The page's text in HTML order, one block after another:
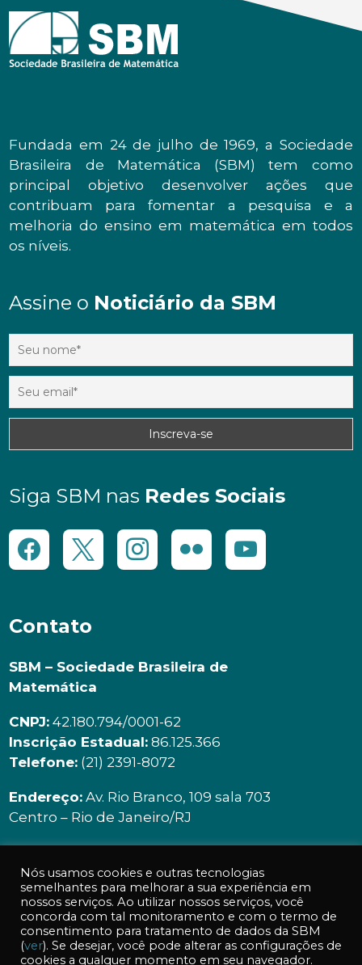
Fundada em 24 de julho de 1969, a Sociedade
Brasileira de Matemática (SBM) tem como
principal objetivo desenvolver ações que
contribuam para fomentar a pesquisa e a
melhoria do ensino em matemática em todos
os níveis.
Assine o Noticiário da SBM
Siga SBM nas Redes Sociais
Contato
SBM – Sociedade Brasileira de
Matemática
CNPJ: 42.180.794/0001-62
Inscrição Estadual: 86.125.366
Telefone: (21) 2391-8072
Endereço: Av. Rio Branco, 109 sala 703
Centro – Rio de Janeiro/RJ
Horário de Funcionamento:
Segunda à sexta | 9h00 ás 18h00
Nós usamos cookies e outras tecnologias
semelhantes para melhorar a sua experiência em
nossos serviços. Ao utilizar nossos serviços, você
concorda com tal monitoramento e com o termo de
consentimento para tratamento de dados da SBM
(ver). Se desejar, você pode alterar as configurações de
cookies a qualquer momento em seu navegador.